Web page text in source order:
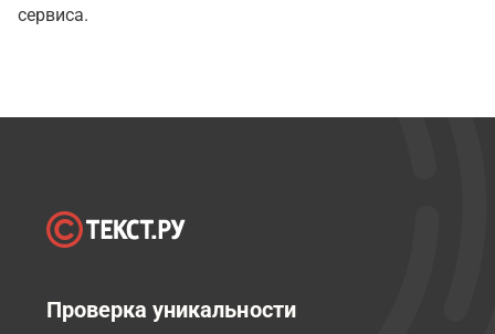
сервиса.
Проверка уникальности